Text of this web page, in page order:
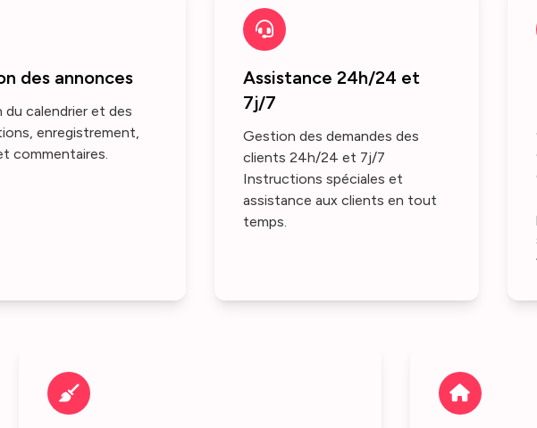
des annonces
du calendrier et des
enregistrement,
commentaires.
Assistance 24h/24 et
7j/7
Gestion des demandes des
clients 24h/24 et 7j/7
Instructions spéciales et
assistance aux clients en tout
temps.